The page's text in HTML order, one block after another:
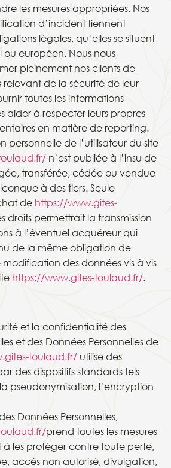
les mesures appropriées. Nos
d’incident tiennent
légales, qu’elles se situent
européen. Nous nous
pleinement nos clients de
relevant de la sécurité de leur
toutes les informations
aider à respecter leurs propres
en matière de reporting.
personnelle de l’utilisateur du site
n’est publiée à l’insu de
transférée, cédée ou vendue
à des tiers. Seule
de https://www.gites-
droits permettrait la transmission
à l’éventuel acquéreur qui
de la même obligation de
des données vis à vis
https://www.gites-toulaud.fr/.
et la confidentialité des
et des Données Personnelles de
toulaud.fr/ utilise des
des dispositifs standards tels
pseudonymisation, l’encryption
Données Personnelles,
prend toutes les mesures
à les protéger contre toute perte,
accès non autorisé, divulgation,